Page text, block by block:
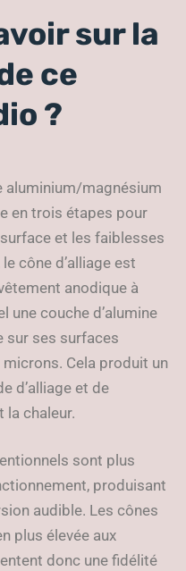
sur la
ce
?
aluminium/magnésium
en trois étapes pour
et les faiblesses
cône d’alliage est
anodique à
une couche d’alumine
sur ses surfaces
microns. Cela produit un
d’alliage et de
la chaleur.
sont plus
produisant
audible. Les cônes
plus élevée aux
donc une fidélité